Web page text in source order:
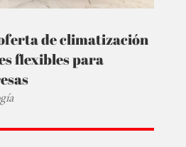
de climatización
flexibles para